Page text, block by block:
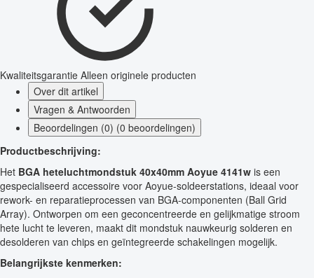
Kwaliteitsgarantie Alleen originele producten
Over dit artikel
Vragen & Antwoorden
Beoordelingen (0) (0 beoordelingen)
Productbeschrijving:
Het BGA heteluchtmondstuk 40x40mm Aoyue 4141w is een
gespecialiseerd accessoire voor Aoyue-soldeerstations, ideaal voor
rework- en reparatieprocessen van BGA-componenten (Ball Grid
Array). Ontworpen om een geconcentreerde en gelijkmatige stroom
hete lucht te leveren, maakt dit mondstuk nauwkeurig solderen en
desolderen van chips en geïntegreerde schakelingen mogelijk.
Belangrijkste kenmerken: